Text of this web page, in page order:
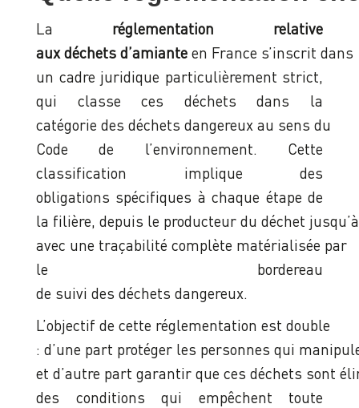
La réglementation relative
aux déchets d’amiante en France s’inscrit dans
un cadre juridique particulièrement strict,
qui classe ces déchets dans la
catégorie des déchets dangereux au sens du
Code de l’environnement. Cette
classification implique des
obligations spécifiques à chaque étape de
la filière, depuis le producteur du déchet
avec une traçabilité complète matérialisée par
le bordereau
de suivi des déchets dangereux.
L’objectif de cette réglementation est double
: d’une part protéger les personnes qui
et d’autre part garantir que ces déchets sont
des conditions qui empêchent toute